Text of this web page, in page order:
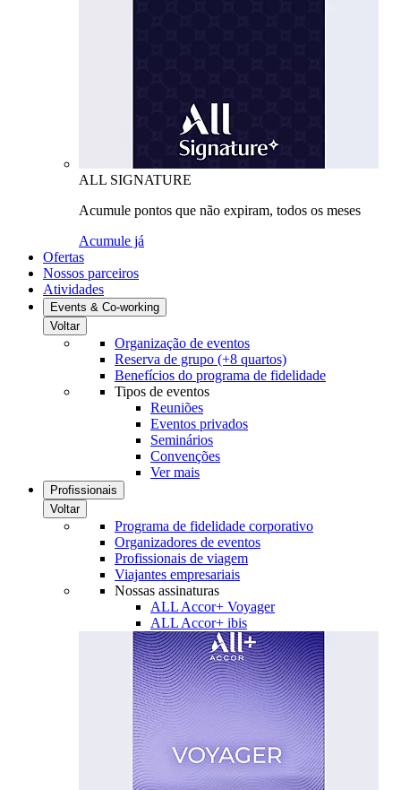
ALL SIGNATURE
Acumule pontos que não expiram, todos os meses
Acumule já
Ofertas
Nossos parceiros
Atividades
Events & Co-working
Voltar
Organização de eventos
Reserva de grupo (+8 quartos)
Benefícios do programa de fidelidade
Tipos de eventos
Reuniões
Eventos privados
Seminários
Convenções
Ver mais
Profissionais
Voltar
Programa de fidelidade corporativo
Organizadores de eventos
Profissionais de viagem
Viajantes empresariais
Nossas assinaturas
ALL Accor+ Voyager
ALL Accor+ ibis